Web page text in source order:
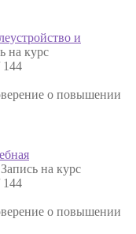
и
на курс
144
о повышении
Запись на курс
144
о повышении